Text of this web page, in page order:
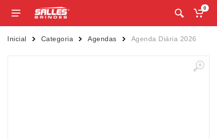
0
Inicial Categoria Agendas Agenda Diária 2026